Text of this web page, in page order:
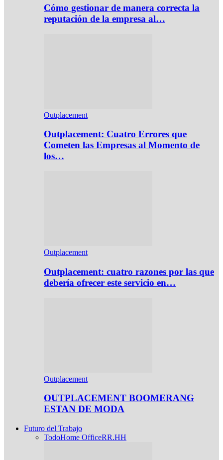
Cómo gestionar de manera correcta la
reputación de la empresa al…
Outplacement
Outplacement: Cuatro Errores que
Cometen las Empresas al Momento de
los…
Outplacement
Outplacement: cuatro razones por las que
debería ofrecer este servicio en…
Outplacement
OUTPLACEMENT BOOMERANG
ESTAN DE MODA
Futuro del Trabajo
TodoHome OfficeRR.HH